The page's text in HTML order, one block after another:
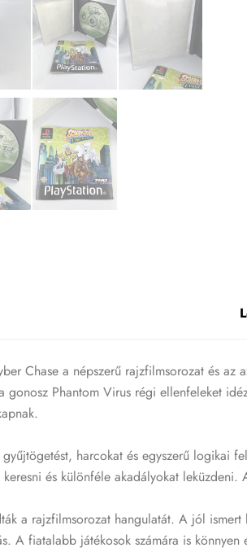
Chase a népszerű rajzfilmsorozat és
gonosz Phantom Virus régi ellenfeleket
harcokat és egyszerű logikai
és különféle akadályokat
a rajzfilmsorozat hangulatát. A jól
A fiatalabb játékosok számára is